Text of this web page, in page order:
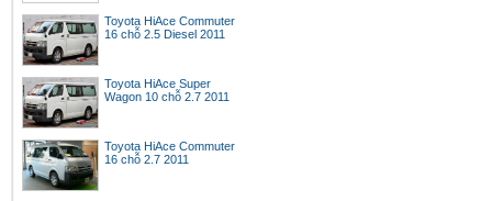
Toyota HiAce Commuter
16 chỗ 2.5 Diesel 2011
Toyota HiAce Super
Wagon 10 chỗ 2.7 2011
Toyota HiAce Commuter
16 chỗ 2.7 2011